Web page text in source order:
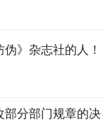
》杂志社的人！
部分部门规章的决